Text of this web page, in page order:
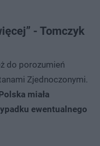
- Tomczyk
do porozumień
Zjednoczonymi.
miała
ewentualnego